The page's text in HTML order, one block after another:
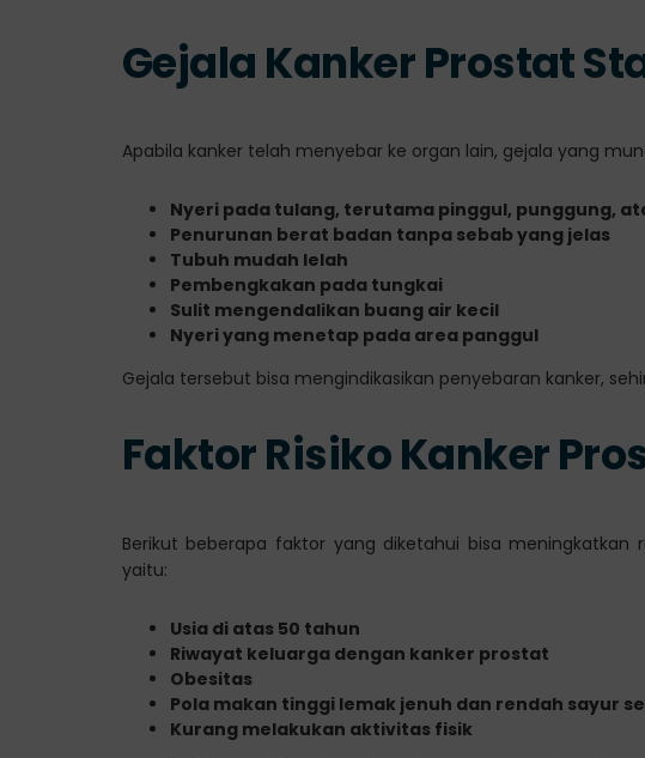
Gejala Kanker Prostat
Apabila kanker telah menyebar ke organ lain, gejala yang
Nyeri pada tulang, terutama pinggul, punggung,
Penurunan berat badan tanpa sebab yang jelas
Tubuh mudah lelah
Pembengkakan pada tungkai
Sulit mengendalikan buang air kecil
Nyeri yang menetap pada area panggul
Gejala tersebut bisa mengindikasikan penyebaran kanker,
Faktor Risiko Kanker
Berikut beberapa faktor yang diketahui bisa meningkatkan
yaitu:
Usia di atas 50 tahun
Riwayat keluarga dengan kanker prostat
Obesitas
Pola makan tinggi lemak jenuh dan rendah sayur
Kurang melakukan aktivitas fisik